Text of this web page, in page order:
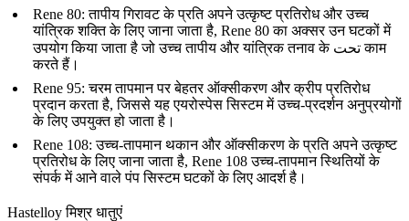
Rene 80: तापीय गिरावट के प्रति अपने उत्कृष्ट प्रतिरोध और उच्च
यांत्रिक शक्ति के लिए जाना जाता है, Rene 80 का अक्सर उन घटकों में
उपयोग किया जाता है जो उच्च तापीय और यांत्रिक तनाव के تحت काम
करते हैं।
Rene 95: चरम तापमान पर बेहतर ऑक्सीकरण और क्रीप प्रतिरोध
प्रदान करता है, जिससे यह एयरोस्पेस सिस्टम में उच्च-प्रदर्शन अनुप्रयोगों
के लिए उपयुक्त हो जाता है।
Rene 108: उच्च-तापमान थकान और ऑक्सीकरण के प्रति अपने उत्कृष्ट
प्रतिरोध के लिए जाना जाता है, Rene 108 उच्च-तापमान स्थितियों के
संपर्क में आने वाले पंप सिस्टम घटकों के लिए आदर्श है।
Hastelloy मिश्र धातुएं